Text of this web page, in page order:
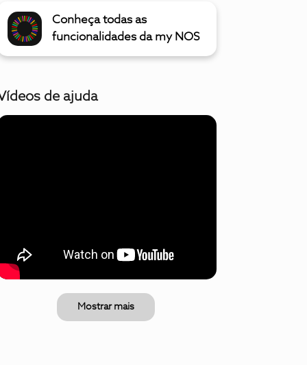
Conheça todas as
funcionalidades da my NOS
de ajuda
Mostrar mais